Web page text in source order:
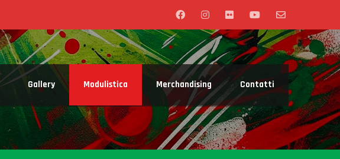
Gallery Modulistica Merchandising Contatti